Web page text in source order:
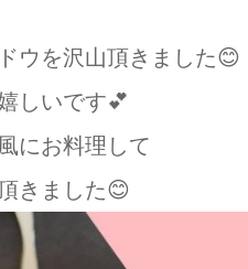
ウを沢山頂きました😊
しいです💕
にお料理して
きました😊